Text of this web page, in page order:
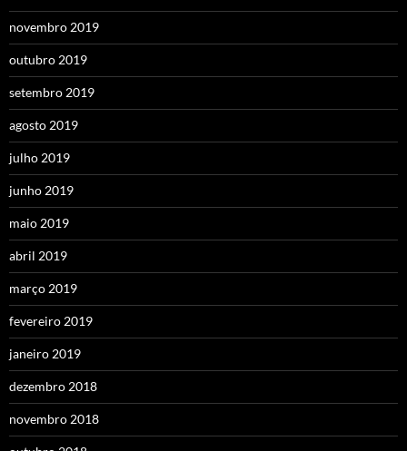
novembro 2019
outubro 2019
setembro 2019
agosto 2019
julho 2019
junho 2019
maio 2019
abril 2019
março 2019
fevereiro 2019
janeiro 2019
dezembro 2018
novembro 2018